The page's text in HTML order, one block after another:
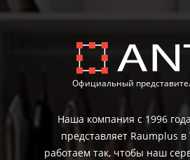
Официальный
Наша компания с 1996
представляет Raumplus
работаем так, чтобы наш